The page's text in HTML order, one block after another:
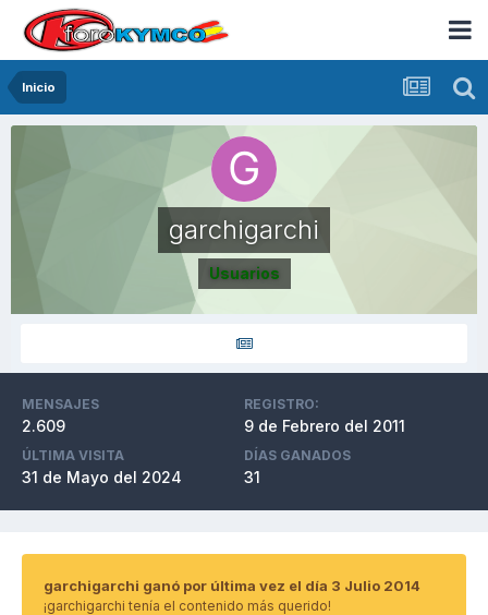
Inicio
garchigarchi
Usuarios
MENSAJES
2.609
REGISTRO:
9 de Febrero del 2011
ÚLTIMA VISITA
31 de Mayo del 2024
DÍAS GANADOS
31
garchigarchi ganó por última vez el día 3 Julio 2014
¡garchigarchi tenía el contenido más querido!